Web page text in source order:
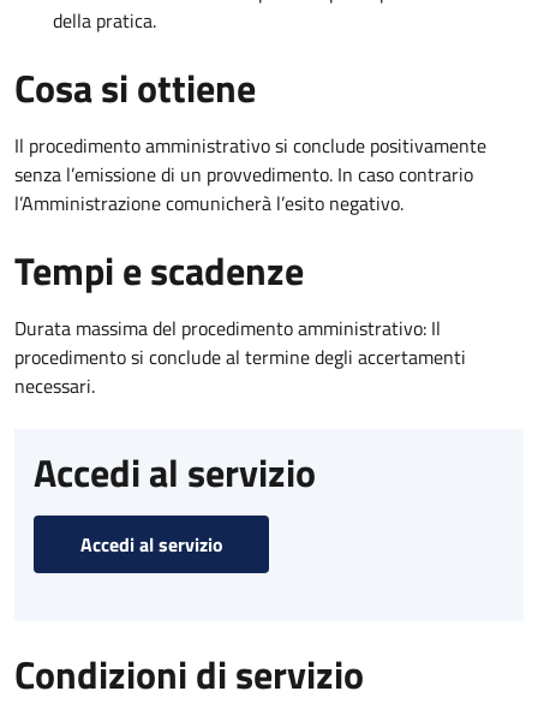
della pratica.
Cosa si ottiene
Il procedimento amministrativo si conclude positivamente
senza l’emissione di un provvedimento. In caso contrario
l’Amministrazione comunicherà l’esito negativo.
Tempi e scadenze
Durata massima del procedimento amministrativo: Il
procedimento si conclude al termine degli accertamenti
necessari.
Accedi al servizio
Accedi al servizio
Condizioni di servizio